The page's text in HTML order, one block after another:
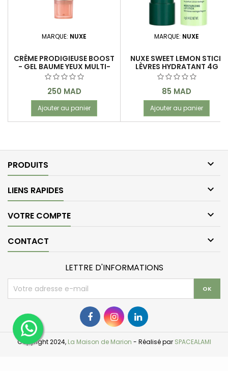
MARQUE: NUXE
CRÈME PRODIGIEUSE BOOST
- GEL BAUME YEUX MULTI-
CORRECTION 15 ML
Prix
250 MAD
Ajouter au panier
MARQUE: NUXE
NUXE SWEET LEMON STICK
LÈVRES HYDRATANT 4G
Prix
85 MAD
Ajouter au panier
PRODUITS 
LIENS RAPIDES 
VOTRE COMPTE 
CONTACT 
LETTRE D'INFORMATIONS
Copyright 2024, La Maison de Marion - Réalisé par SPACEALAMI